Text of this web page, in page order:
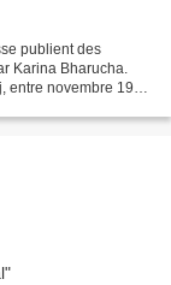
publient des
Karina Bharucha.
novembre 1979